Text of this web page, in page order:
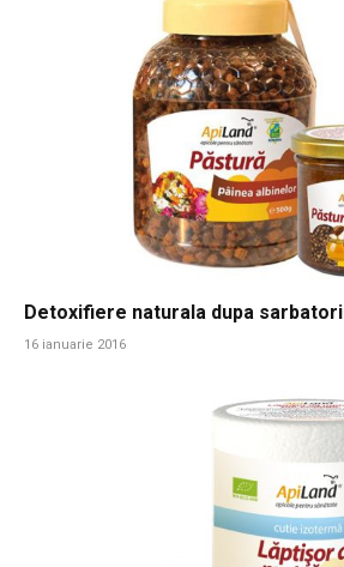
Detoxifiere naturala dupa sarbatori
16 ianuarie 2016